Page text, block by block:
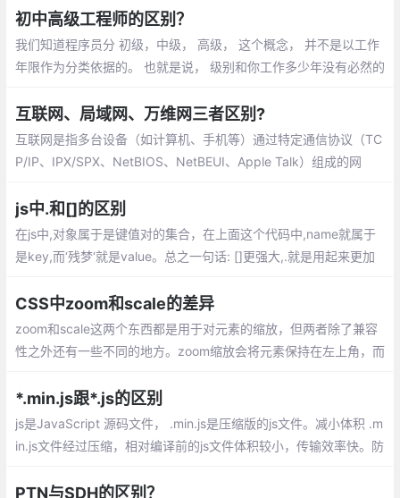
初中高级工程师的区别？
我们知道程序员分 初级，中级， 高级， 这个概念， 并不是以工作
年限作为分类依据的。 也就是说， 级别和你工作多少年没有必然的
工程师， 工作短短两三年， 就跻身高级工程师的行列。
互联网、局域网、万维网三者区别?
互联网是指多台设备（如计算机、手机等）通过特定通信协议（TC
P/IP、IPX/SPX、NetBIOS、NetBEUI、Apple Talk）组成的网
般不大于10公里，而且通常只使用一种传输介质
js中.和[]的区别
在js中,对象属于是键值对的集合，在上面这个代码中,name就属于
是key,而‘残梦‘就是value。总之一句话: []更强大,.就是用起来更加
CSS中zoom和scale的差异
zoom和scale这两个东西都是用于对元素的缩放，但两者除了兼容
性之外还有一些不同的地方。zoom缩放会将元素保持在左上角，而
*.min.js跟*.js的区别
js是JavaScript 源码文件， .min.js是压缩版的js文件。减小体积 .m
in.js文件经过压缩，相对编译前的js文件体积较小，传输效率快。防
PTN与SDH的区别？